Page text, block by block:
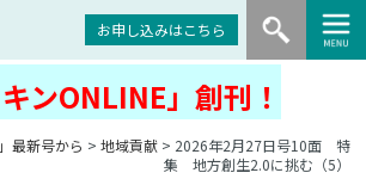
お申し込みはこちら
キンONLINE」創刊！
最新号から > 地域貢献> 2026年2月27日号10面 特
集 地方創生2.0に挑む（5）